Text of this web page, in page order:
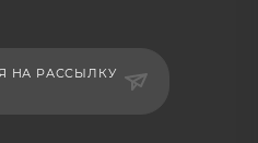
НА РАССЫЛКУ